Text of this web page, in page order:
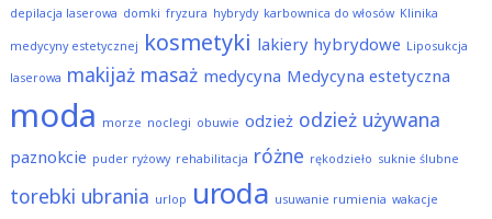
depilacja laserowa domki fryzura hybrydy karbownica do włosów Klinika
medycyny estetycznej kosmetyki lakiery hybrydowe Liposukcja
laserowa makijaż masaż medycyna Medycyna estetyczna
moda morze noclegi obuwie odzież odzież używana
paznokcie puder ryżowy rehabilitacja różne rękodzieło suknie ślubne
torebki ubrania urlop uroda usuwanie rumienia wakacje